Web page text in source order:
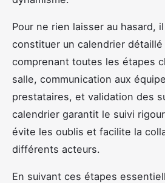
Pour ne rien laisser au hasard,
constituer un calendrier
comprenant toutes les étapes
salle, communication aux
prestataires, et validation des
calendrier garantit le suivi
évite les oublis et facilite la
différents acteurs.
En suivant ces étapes